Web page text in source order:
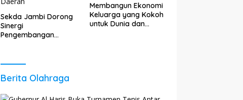
Sekda Jambi Dorong
Sinergi
Pengembangan
Ekonomi Daerah
Membangun Ekonomi
Keluarga yang Kokoh
untuk Dunia dan
Berita Olahraga